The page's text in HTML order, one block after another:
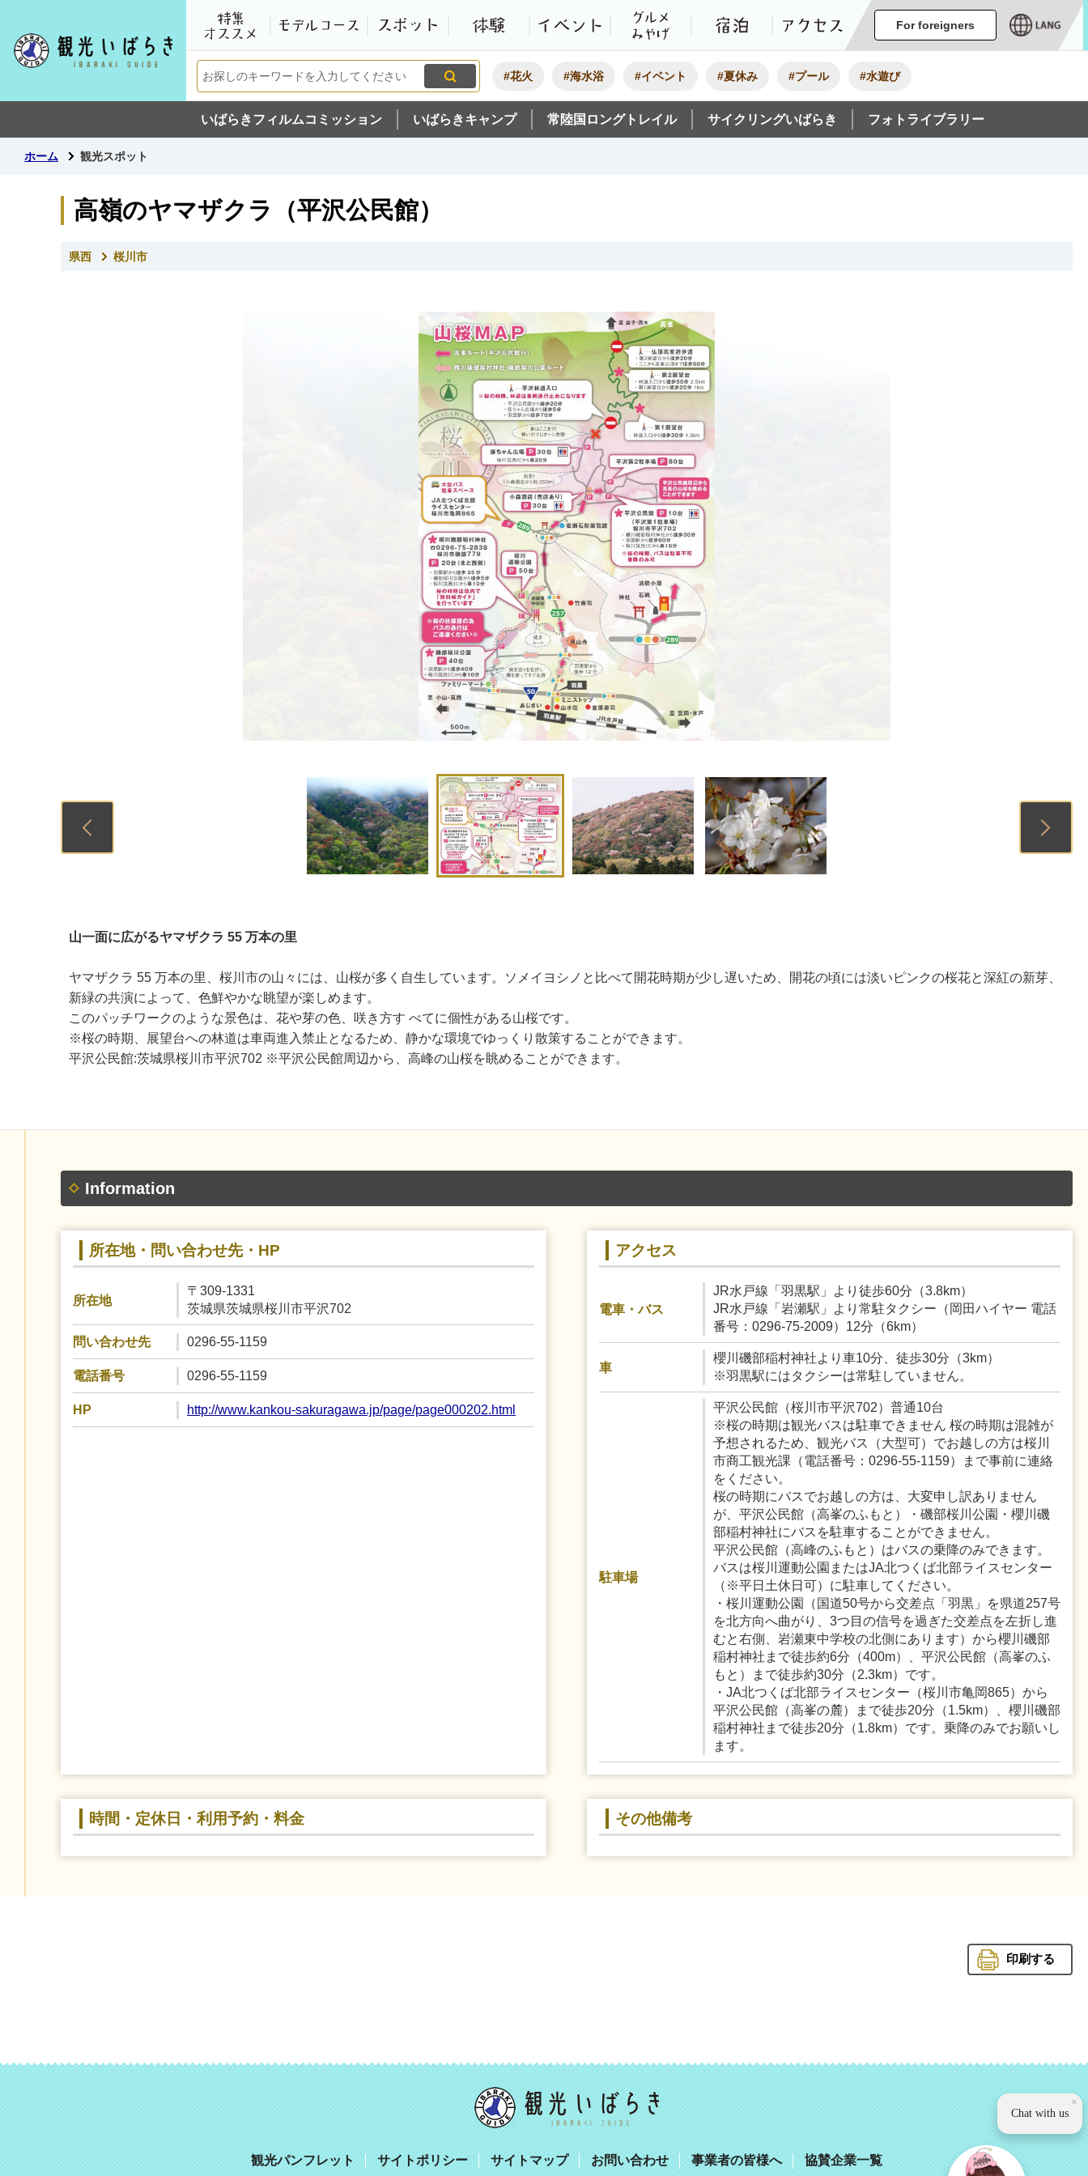
観光いばらき公式ホームページ
特集・オススメ
モデルコーススポット 体験 イベント グルメ・みやげ宿泊 アクセス
For foreigners
#花火 #海水浴 #イベント #夏休み #プール #水遊び
いばらきフィルムコミッション いばらきキャンプ 常陸国ロングトレイル サイクリングいばらき フォトライブラリー
ホーム 観光スポット
高嶺のヤマザクラ（平沢公民館）
県西 桜川市
1 2
山一面に広がるヤマザクラ 55 万本の里
ヤマザクラ 55 万本の里、桜川市の山々には、山桜が多く自生しています。ソメイヨシノと比べて開花時期が少し遅いため、開花の頃には淡いピンクの桜花と深紅の新芽、
新緑の共演によって、色鮮やかな眺望が楽しめます。
このパッチワークのような景色は、花や芽の色、咲き方す べてに個性がある山桜です。
※桜の時期、展望台への林道は車両進入禁止となるため、静かな環境でゆっくり散策することができます。
平沢公民館:茨城県桜川市平沢702 ※平沢公民館周辺から、高峰の山桜を眺めることができます。
Information
所在地・問い合わせ先・HP
所在地
〒309-1331
茨城県茨城県桜川市平沢702
問い合わせ先 0296-55-1159
電話番号 0296-55-1159
HP http://www.kankou-sakuragawa.jp/page/page000202.html
アクセス
電車・バス
JR水戸線「羽黒駅」より徒歩60分（3.8km）
JR水戸線「岩瀬駅」より常駐タクシー（岡田ハイヤー 電話
番号：0296-75-2009）12分（6km）
車
櫻川磯部稲村神社より車10分、徒歩30分（3km）
※羽黒駅にはタクシーは常駐していません。
駐車場
平沢公民館（桜川市平沢702）普通10台
※桜の時期は観光バスは駐車できません 桜の時期は混雑が
予想されるため、観光バス（大型可）でお越しの方は桜川
市商工観光課（電話番号：0296-55-1159）まで事前に連絡
をください。
桜の時期にバスでお越しの方は、大変申し訳ありません
が、平沢公民館（高峯のふもと）・磯部桜川公園・櫻川磯
部稲村神社にバスを駐車することができません。
平沢公民館（高峰のふもと）はバスの乗降のみできます。
バスは桜川運動公園またはJA北つくば北部ライスセンター
（※平日土休日可）に駐車してください。
・桜川運動公園（国道50号から交差点「羽黒」を県道257号
を北方向へ曲がり、3つ目の信号を過ぎた交差点を左折し進
むと右側、岩瀬東中学校の北側にあります）から櫻川磯部
稲村神社まで徒歩約6分（400m）、平沢公民館（高峯のふ
もと）まで徒歩約30分（2.3km）です。
・JA北つくば北部ライスセンター（桜川市亀岡865）から
平沢公民館（高峯の麓）まで徒歩20分（1.5km）、櫻川磯部
稲村神社まで徒歩20分（1.8km）です。乗降のみでお願いし
ます。
時間・定休日・利用予約・料金 その他備考
印刷する
観光いば
観光パンフレット サイトポリシー サイトマップ お問い合わせ 事業者の皆様へ 協賛企業一覧
×
Chat with us